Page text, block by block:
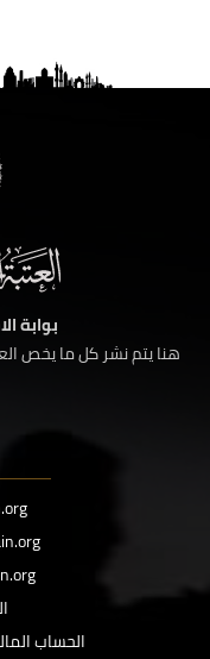
بوابة
هنا يتم نشر كل ما يخص
الحساب